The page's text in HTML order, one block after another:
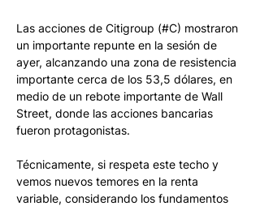
Las acciones de Citigroup (#C) mostraron
un importante repunte en la sesión de
ayer, alcanzando una zona de resistencia
importante cerca de los 53,5 dólares, en
medio de un rebote importante de Wall
Street, donde las acciones bancarias
fueron protagonistas.
Técnicamente, si respeta este techo y
vemos nuevos temores en la renta
variable, considerando los fundamentos